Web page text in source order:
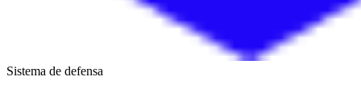
Sistema de defensa